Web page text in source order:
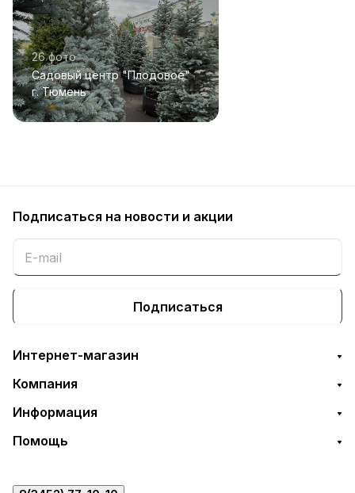
26 фото
Садовый центр "Плодовое"
г. Тюмень
Подписаться на новости и акции
Подписаться
Интернет-магазин
Компания
Информация
Помощь